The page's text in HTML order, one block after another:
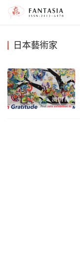
日本藝術家